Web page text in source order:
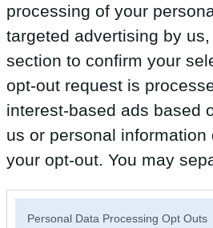
processing of your
targeted advertising by
section to confirm your
opt-out request is
interest-based ads based
us or personal
your opt-out. You may
Personal Data Processing Opt Outs